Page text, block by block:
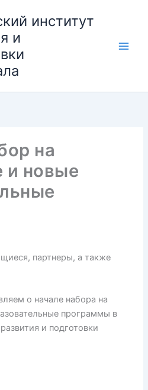
институт
и
на
и новые
партнеры, а также
о начале набора на
программы в
и подготовки